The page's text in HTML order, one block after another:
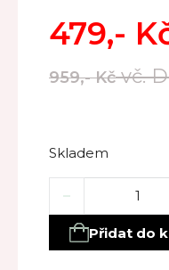
479,-
959,-Kčvč.
Skladem
Luxusní
Přidat do